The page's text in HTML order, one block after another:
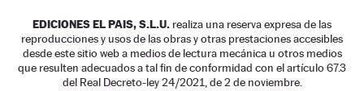
EDICIONES EL PAIS, S.L.U. realiza una reserva expresa de las
reproducciones y usos de las obras y otras prestaciones accesibles
desde este sitio web a medios de lectura mecánica u otros medios
que resulten adecuados a tal fin de conformidad con el artículo 67.3
del Real Decreto-ley 24/2021, de 2 de noviembre.